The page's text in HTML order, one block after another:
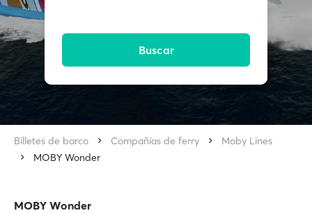
Buscar
Billetes de barco Compañías de ferry
Moby Lines
MOBY Wonder
MOBY Wonder